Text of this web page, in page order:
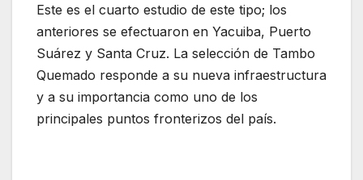
Este es el cuarto estudio de este tipo; los
anteriores se efectuaron en Yacuiba, Puerto
Suárez y Santa Cruz. La selección de Tambo
Quemado responde a su nueva infraestructura
y a su importancia como uno de los
principales puntos fronterizos del país.